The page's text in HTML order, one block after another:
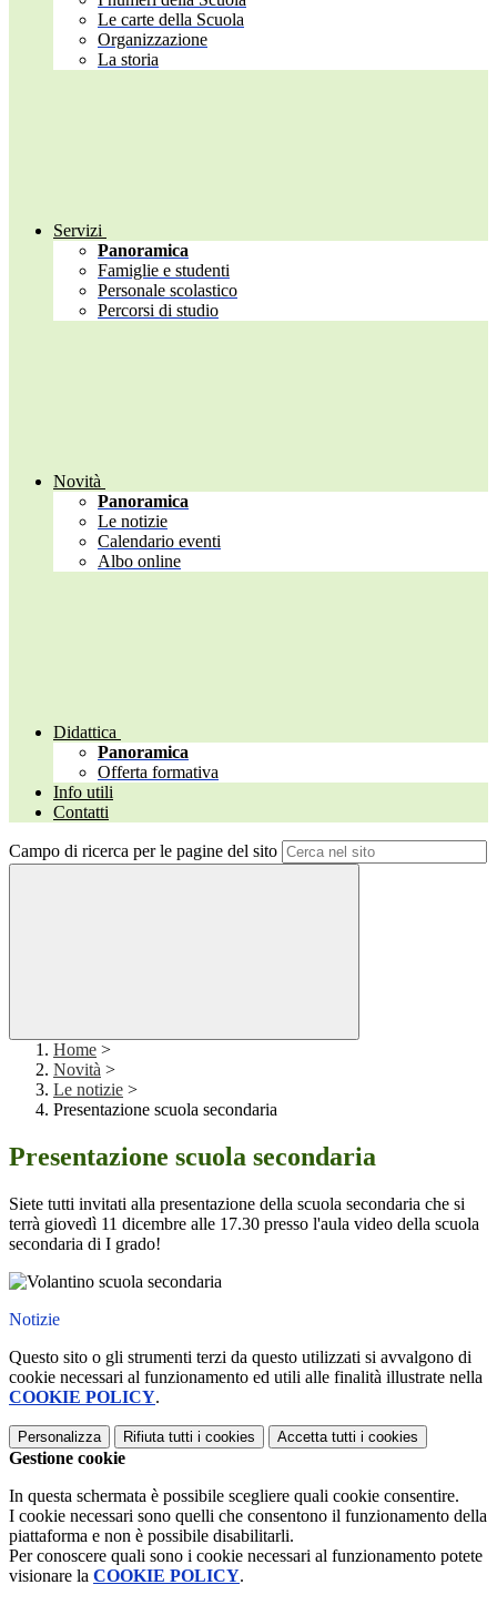
Le carte della Scuola
Organizzazione
La storia
Servizi
Panoramica
Famiglie e studenti
Personale scolastico
Percorsi di studio
Novità
Panoramica
Le notizie
Calendario eventi
Albo online
Didattica
Panoramica
Offerta formativa
Info utili
Contatti
Campo di ricerca per le pagine del sito
Home >
Novità >
Le notizie >
Presentazione scuola secondaria
Presentazione scuola secondaria
Siete tutti invitati alla presentazione della scuola secondaria che si
terrà giovedì 11 dicembre alle 17.30 presso l'aula video della scuola
secondaria di I grado!
Notizie
Questo sito o gli strumenti terzi da questo utilizzati si avvalgono di
cookie necessari al funzionamento ed utili alle finalità illustrate nella
COOKIE POLICY.
Personalizza Rifiuta tutti i cookies Accetta tutti i cookies
Gestione cookie
In questa schermata è possibile scegliere quali cookie consentire.
I cookie necessari sono quelli che consentono il funzionamento della
piattaforma e non è possibile disabilitarli.
Per conoscere quali sono i cookie necessari al funzionamento potete
visionare la COOKIE POLICY.